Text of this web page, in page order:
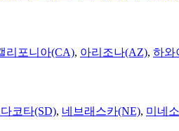
리포니아(CA), 아리조나(AZ), 하와
코타(SD), 네브래스카(NE), 미네